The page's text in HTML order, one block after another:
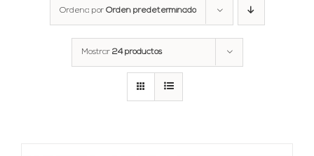
Ordena por Orden predeterminado
Mostrar 24 productos